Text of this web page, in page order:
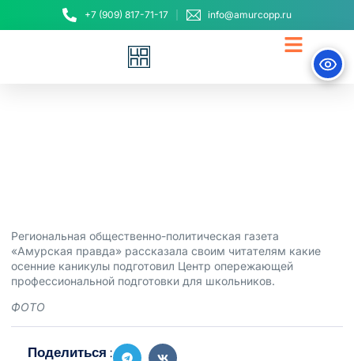
+7 (909) 817-71-17 info@amurcopp.ru
Региональная общественно-политическая газета
«Амурская правда» рассказала своим читателям какие
осенние каникулы подготовил Центр опережающей
профессиональной подготовки для школьников.
ФОТО
Поделиться :